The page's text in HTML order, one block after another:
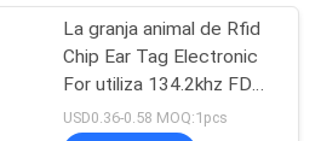
La granja animal de Rfid
Chip Ear Tag Electronic
For utiliza 134.2khz FDX-
B
USD0.36-0.58 MOQ:1pcs